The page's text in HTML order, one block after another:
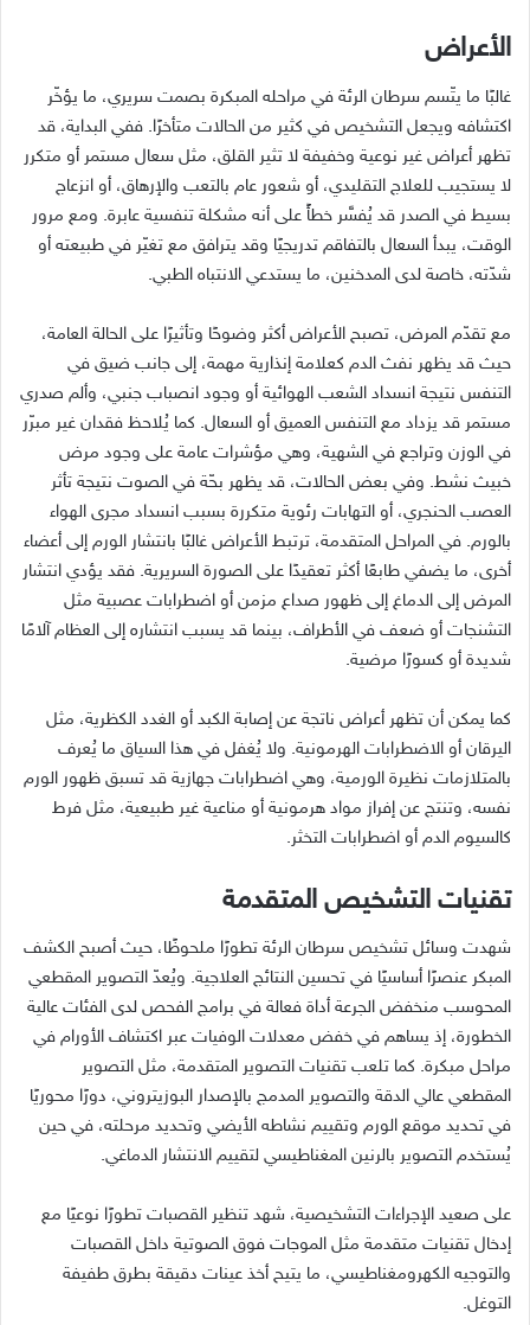
الأعراض
غالبًا ما يتّسم سرطان الرئة في مراحله المبكرة بصمت سريري، ما يؤخّر
اكتشافه ويجعل التشخيص في كثير من الحالات متأخرًا. ففي البداية، قد
تظهر أعراض غير نوعية وخفيفة لا تثير القلق، مثل سعال مستمر أو متكرر
لا يستجيب للعلاج التقليدي، أو شعور عام بالتعب والإرهاق، أو انزعاج
بسيط في الصدر قد يُفسَّر خطأً على أنه مشكلة تنفسية عابرة. ومع مرور
الوقت، يبدأ السعال بالتفاقم تدريجيًا وقد يترافق مع تغيّر في طبيعته أو
شدّته، خاصة لدى المدخنين، ما يستدعي الانتباه الطبي.
مع تقدّم المرض، تصبح الأعراض أكثر وضوحًا وتأثيرًا على الحالة العامة،
حيث قد يظهر نفث الدم كعلامة إنذارية مهمة، إلى جانب ضيق في
التنفس نتيجة انسداد الشعب الهوائية أو وجود انصباب جنبي، وألم صدري
مستمر قد يزداد مع التنفس العميق أو السعال. كما يُلاحظ فقدان غير مبرّر
في الوزن وتراجع في الشهية، وهي مؤشرات عامة على وجود مرض
خبيث نشط. وفي بعض الحالات، قد يظهر بحّة في الصوت نتيجة تأثر
العصب الحنجري، أو التهابات رئوية متكررة بسبب انسداد مجرى الهواء
بالورم. في المراحل المتقدمة، ترتبط الأعراض غالبًا بانتشار الورم إلى أعضاء
أخرى، ما يضفي طابعًا أكثر تعقيدًا على الصورة السريرية. فقد يؤدي انتشار
المرض إلى الدماغ إلى ظهور صداع مزمن أو اضطرابات عصبية مثل
التشنجات أو ضعف في الأطراف، بينما قد يسبب انتشاره إلى العظام آلامًا
شديدة أو كسورًا مرضية.
كما يمكن أن تظهر أعراض ناتجة عن إصابة الكبد أو الغدد الكظرية، مثل
اليرقان أو الاضطرابات الهرمونية. ولا يُغفل في هذا السياق ما يُعرف
بالمتلازمات نظيرة الورمية، وهي اضطرابات جهازية قد تسبق ظهور الورم
نفسه، وتنتج عن إفراز مواد هرمونية أو مناعية غير طبيعية، مثل فرط
كالسيوم الدم أو اضطرابات التخثر.
تقنيات التشخيص المتقدمة
شهدت وسائل تشخيص سرطان الرئة تطورًا ملحوظًا، حيث أصبح الكشف
المبكر عنصرًا أساسيًا في تحسين النتائج العلاجية. ويُعدّ التصوير المقطعي
المحوسب منخفض الجرعة أداة فعالة في برامج الفحص لدى الفئات عالية
الخطورة، إذ يساهم في خفض معدلات الوفيات عبر اكتشاف الأورام في
مراحل مبكرة. كما تلعب تقنيات التصوير المتقدمة، مثل التصوير
المقطعي عالي الدقة والتصوير المدمج بالإصدار البوزيتروني، دورًا محوريًا
في تحديد موقع الورم وتقييم نشاطه الأيضي وتحديد مرحلته، في حين
يُستخدم التصوير بالرنين المغناطيسي لتقييم الانتشار الدماغي.
على صعيد الإجراءات التشخيصية، شهد تنظير القصبات تطورًا نوعيًا مع
إدخال تقنيات متقدمة مثل الموجات فوق الصوتية داخل القصبات
والتوجيه الكهرومغناطيسي، ما يتيح أخذ عينات دقيقة بطرق طفيفة
التوغل.